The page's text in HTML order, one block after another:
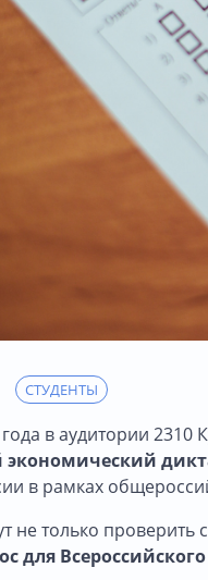
СТУДЕНТЫ
в аудитории 2310
экономический
в рамках
не только
для